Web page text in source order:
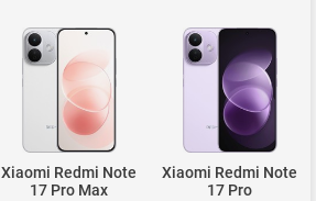
Xiaomi Redmi Note
17 Pro Max
Xiaomi Redmi Note
17 Pro